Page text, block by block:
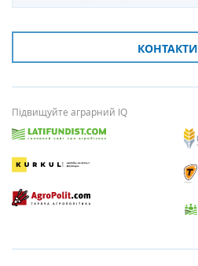
КОНТАКТИ
Підвищуйте аграрний IQ